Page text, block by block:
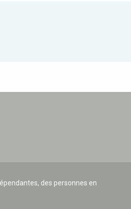
des personnes en